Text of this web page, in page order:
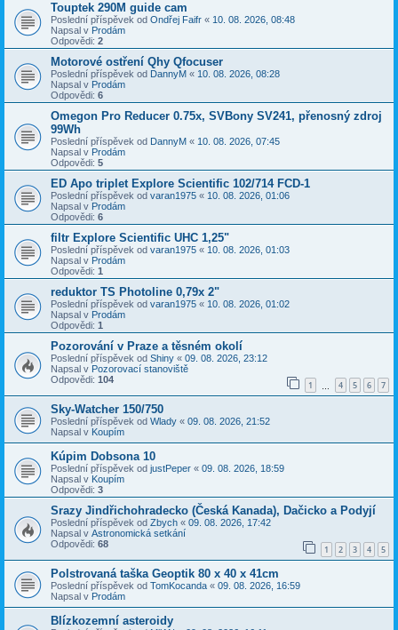
Touptek 290M guide cam
Poslední příspěvek od Ondřej Faifr « 10. 08. 2026, 08:48
Napsal v Prodám
Odpovědi: 2
Motorové ostření Qhy Qfocuser
Poslední příspěvek od DannyM « 10. 08. 2026, 08:28
Napsal v Prodám
Odpovědi: 6
Omegon Pro Reducer 0.75x, SVBony SV241, přenosný zdroj
99Wh
Poslední příspěvek od DannyM « 10. 08. 2026, 07:45
Napsal v Prodám
Odpovědi: 5
ED Apo triplet Explore Scientific 102/714 FCD-1
Poslední příspěvek od varan1975 « 10. 08. 2026, 01:06
Napsal v Prodám
Odpovědi: 6
filtr Explore Scientific UHC 1,25"
Poslední příspěvek od varan1975 « 10. 08. 2026, 01:03
Napsal v Prodám
Odpovědi: 1
reduktor TS Photoline 0,79x 2"
Poslední příspěvek od varan1975 « 10. 08. 2026, 01:02
Napsal v Prodám
Odpovědi: 1
Pozorování v Praze a těsném okolí
Poslední příspěvek od Shiny « 09. 08. 2026, 23:12
Napsal v Pozorovací stanoviště
Odpovědi: 104 1 4 5 6 7
Sky-Watcher 150/750
Poslední příspěvek od Wlady « 09. 08. 2026, 21:52
Napsal v Koupím
Kúpim Dobsona 10
Poslední příspěvek od justPeper « 09. 08. 2026, 18:59
Napsal v Koupím
Odpovědi: 3
Srazy Jindřichohradecko (Česká Kanada), Dačicko a Podyjí
Poslední příspěvek od Zbych « 09. 08. 2026, 17:42
Napsal v Astronomická setkání
Odpovědi: 68 1 2 3 4 5
Polstrovaná taška Geoptik 80 x 40 x 41cm
Poslední příspěvek od TomKocanda « 09. 08. 2026, 16:59
Napsal v Prodám
Blízkozemní asteroidy